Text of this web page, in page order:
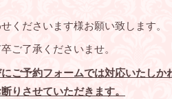
くださいます様お願い致します。
ご了承くださいませ。
ご予約フォームでは対応いたしか
りさせていただきます。